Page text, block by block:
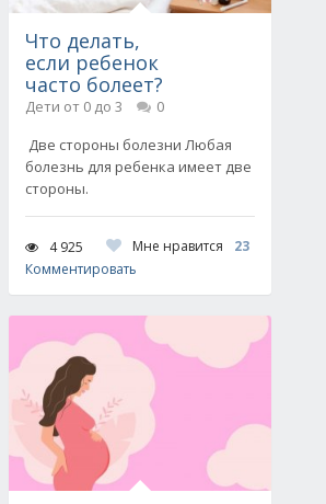
Что делать,
если ребенок
часто болеет?
Дети от 0 до 3
0
Две стороны болезни Любая
болезнь для ребенка имеет две
стороны.
4 925 Мне нравится
23
Комментировать